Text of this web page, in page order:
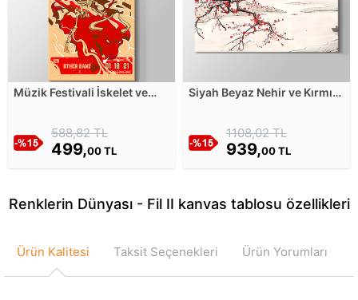
Müzik Festivali İskelet ve
588,82 TL
499,00 TL
Siyah Beyaz Nehir ve Kırmızı
Tablosu1108,02 TL
939,00 TL
Renklerin Dünyası - Fil II kanvas tablosu özellikleri
Ürün Kalitesi Taksit Seçenekleri Ürün Yorumları